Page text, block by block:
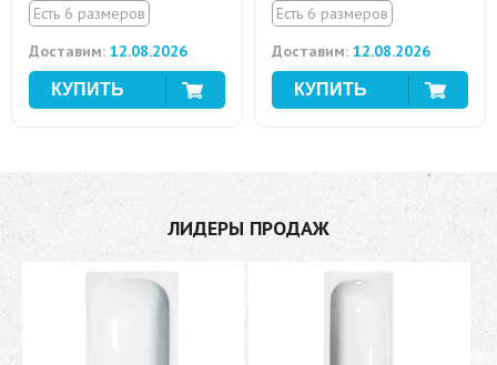
Есть 6 размеров
Доставим: 12.08.2026
Есть 6 размеров
Доставим: 12.08.2026
ЛИДЕРЫ ПРОДАЖ